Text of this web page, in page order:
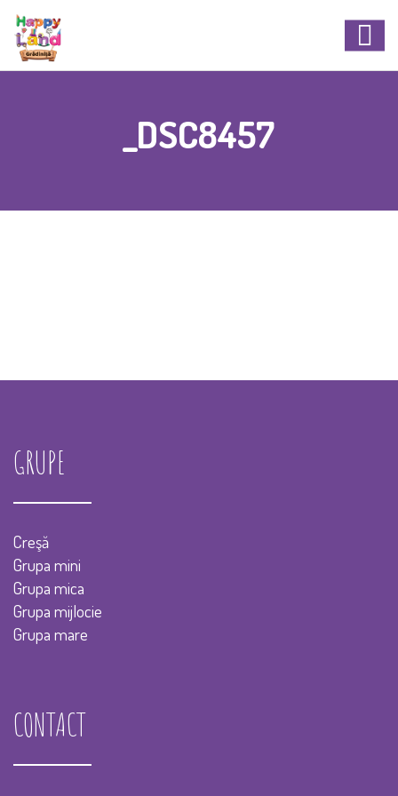
_DSC8457
GRUPE
Creşă
Grupa mini
Grupa mica
Grupa mijlocie
Grupa mare
CONTACT